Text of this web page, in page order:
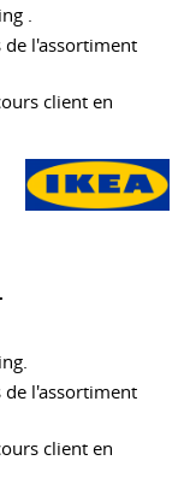
.
de l'assortiment
client en
de l'assortiment
client en